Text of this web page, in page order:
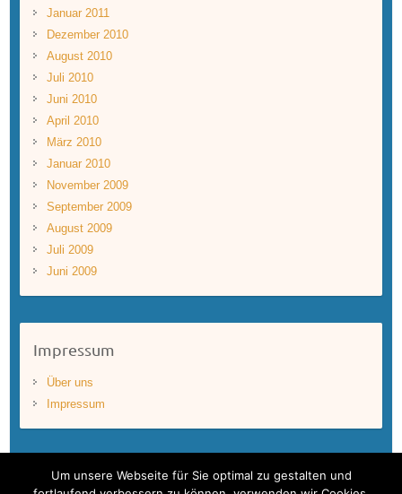
Januar 2011
Dezember 2010
August 2010
Juli 2010
Juni 2010
April 2010
März 2010
Januar 2010
November 2009
September 2009
August 2009
Juli 2009
Juni 2009
Impressum
Über uns
Impressum
Um unsere Webseite für Sie optimal zu gestalten und